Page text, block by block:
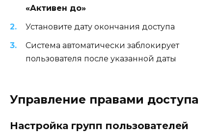
«Активен до»
Установите дату окончания доступа
Система автоматически заблокирует
пользователя после указанной даты
Управление правами доступа
Настройка групп пользователей